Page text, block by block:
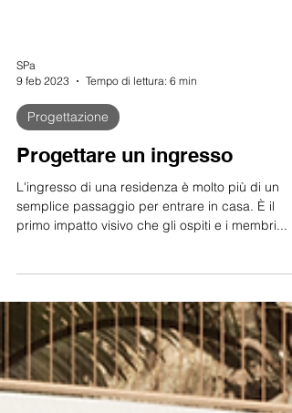
SPa
9 feb 2023
Tempo di lettura: 6 min
Progettazione
semplice passaggio per entrare in casa. È il
primo impatto visivo che gli ospiti e i membri...